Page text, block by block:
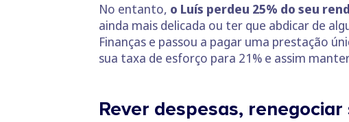
No entanto, o Luís perdeu 25% do seu
ainda mais delicada ou ter que abdicar de
Finanças e passou a pagar uma prestação
sua taxa de esforço para 21% e assim
Rever despesas,